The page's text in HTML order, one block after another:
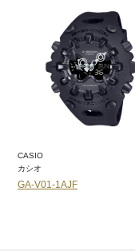
CASIO
カシオ
GA-V01-9AJF